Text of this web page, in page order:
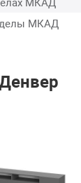
МКАД